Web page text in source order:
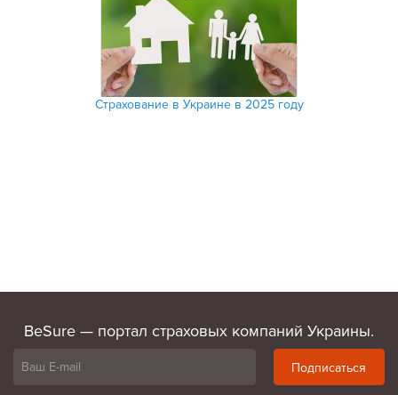
Страхование в Украине в 2025 году
BeSure — портал страховых компаний Украины.
Подписаться